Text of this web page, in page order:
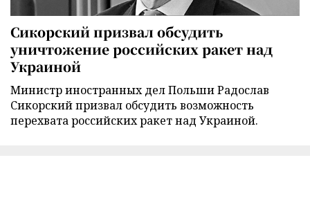
Сикорский призвал обсудить
уничтожение российских ракет над
Украиной
Министр иностранных дел Польши Радослав
Сикорский призвал обсудить возможность
перехвата российских ракет над Украиной.